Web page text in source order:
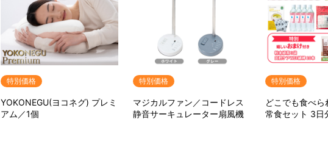
特別価格
YOKONEGU(ヨコネグ) プレミ
アム／1個
特別価格
マジカルファン／コードレス
静音サーキュレーター扇風機
特別価格
どこでも食べ
常食セット 3日